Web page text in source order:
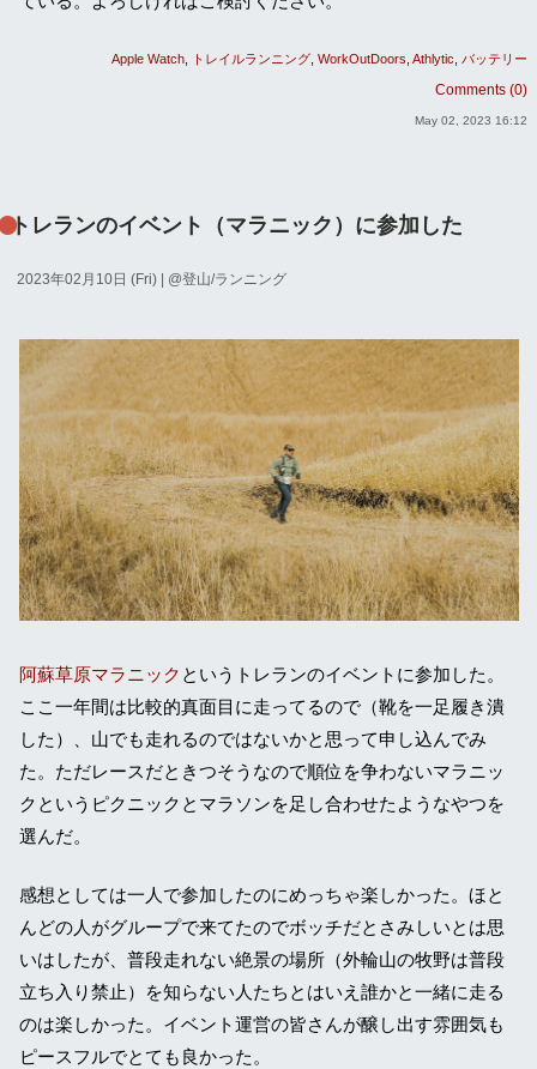
Apple Watch トレイルランニング WorkOutDoors Athlytic バッテリー
Comments (0)
May 02, 2023 16:12
トレランのイベント（マラニック）に参加した
2023年02月10日 (Fri) | @登山/ランニング
阿蘇草原マラニック というトレランのイベントに参加した。
ここ一年間は比較的真面目に走ってるので（靴を一足履き潰
した）、山でも走れるのではないかと思って申し込んでみ
た。ただレースだときつそうなので順位を争わないマラニッ
クというピクニックとマラソンを足し合わせたようなやつを
選んだ。
感想としては一人で参加したのにめっちゃ楽しかった。ほと
んどの人がグループで来てたのでボッチだとさみしいとは思
いはしたが、普段走れない絶景の場所（外輪山の牧野は普段
立ち入り禁止）を知らない人たちとはいえ誰かと一緒に走る
のは楽しかった。イベント運営の皆さんが醸し出す雰囲気も
ピースフルでとても良かった。